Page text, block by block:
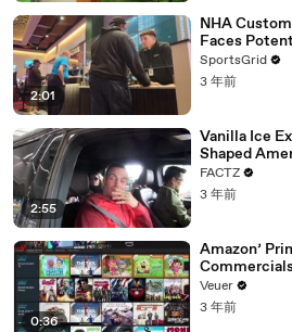
2:01
NHA
Faces
SportsGrid
3 年前
2:55
Vanilla Ice
Shaped
FACTZ
3 年前
0:36
Amazon’
Veuer
3 年前